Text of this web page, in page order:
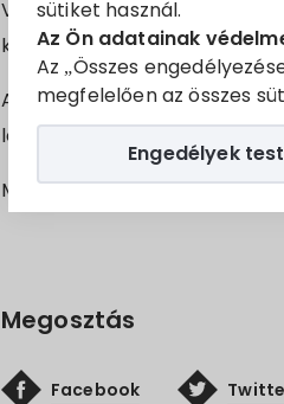
sütiket használ.
Az Ön adatainak
Az „Összes
megfelelően az összes
Engedélyek
VillányErkel Ferenc u. 12.
kivitelezés időpontja:
A munka során a
le kell zárni a forgalom elől.
Megértésüket köszönjük!
Megosztás
Facebook